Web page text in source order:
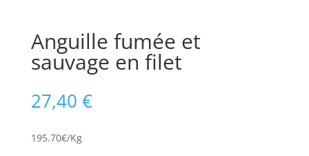
Anguille fumée et
sauvage en filet
27,40 €
195.70€/Kg